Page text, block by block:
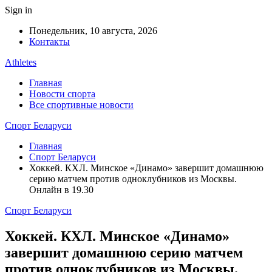
Sign in
Понедельник, 10 августа, 2026
Контакты
Athletes
Главная
Новости спорта
Все спортивные новости
Спорт Беларуси
Главная
Спорт Беларуси
Хоккей. КХЛ. Минское «Динамо» завершит домашнюю
серию матчем против одноклубников из Москвы.
Онлайн в 19.30
Спорт Беларуси
Хоккей. КХЛ. Минское «Динамо»
завершит домашнюю серию матчем